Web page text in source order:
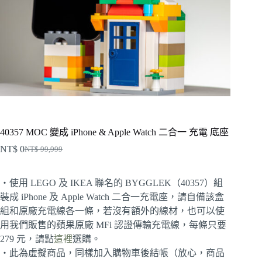
40357 MOC 變成 iPhone & Apple Watch 二合一 充電 底座
NT$99,999
價
格：
NT$ 99,999。
NT$ 0
價
格：
NT$ 0。
・使用 LEGO 及 IKEA 聯名的 BYGGLEK（40357）組
裝成 iPhone 及 Apple Watch 二合一充電座，請自備該盒
組和原廠充電線各一條，若沒有額外的線材，也可以使
用我們販售的蘋果原廠 MFi 認證傳輸充電線，每條只要
279 元，請點這裡選購。
・此為虛擬商品，同樣加入購物車後結帳（放心，商品